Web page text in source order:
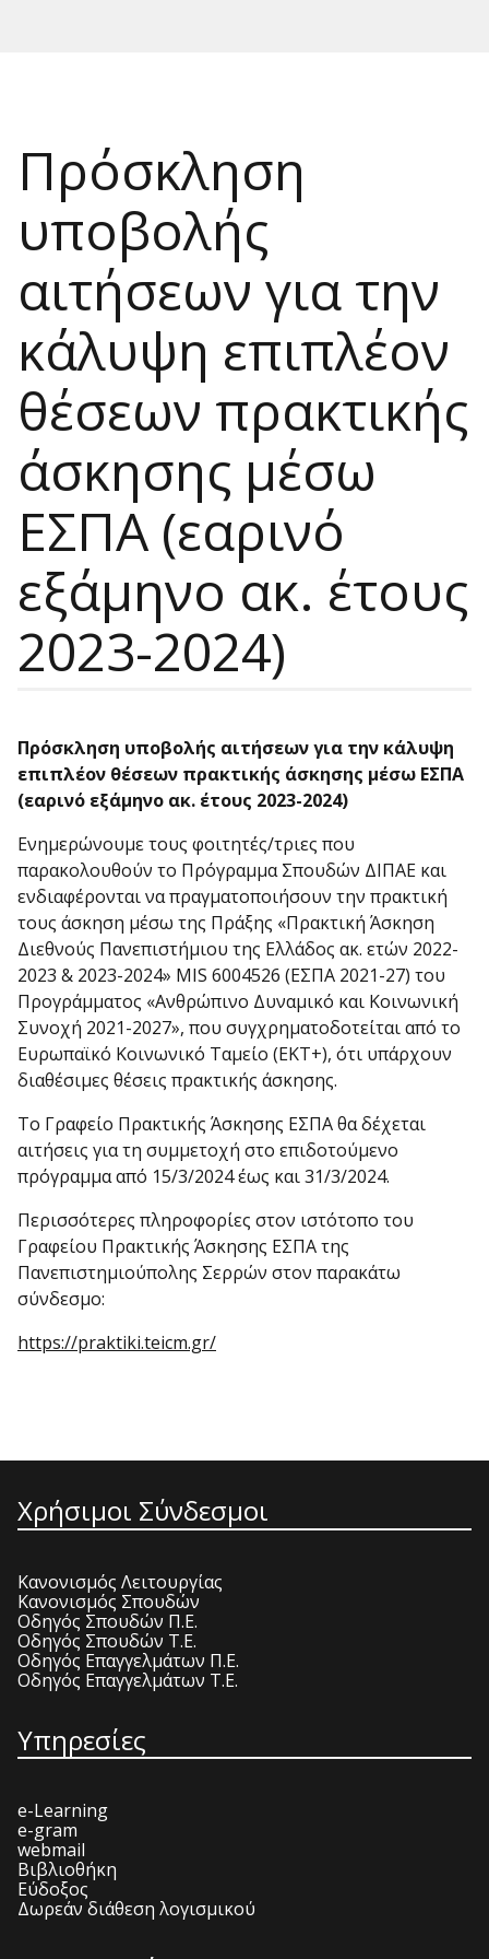
Πρόσκληση
υποβολής
αιτήσεων για την
κάλυψη επιπλέον
θέσεων πρακτικής
άσκησης μέσω
ΕΣΠΑ (εαρινό
εξάμηνο ακ. έτους
2023-2024)
Πρόσκληση υποβολής αιτήσεων για την κάλυψη
επιπλέον θέσεων πρακτικής άσκησης μέσω ΕΣΠΑ
(εαρινό εξάμηνο ακ. έτους 2023-2024)
Ενημερώνουμε τους φοιτητές/τριες που
παρακολουθούν το Πρόγραμμα Σπουδών ΔΙΠΑΕ και
ενδιαφέρονται να πραγματοποιήσουν την πρακτική
τους άσκηση μέσω της Πράξης «Πρακτική Άσκηση
Διεθνούς Πανεπιστήμιου της Ελλάδος ακ. ετών 2022-
2023 & 2023-2024» MIS 6004526 (ΕΣΠΑ 2021-27) του
Προγράμματος «Ανθρώπινο Δυναμικό και Κοινωνική
Συνοχή 2021-2027», που συγχρηματοδοτείται από το
Ευρωπαϊκό Κοινωνικό Ταμείο (ΕΚΤ+), ότι υπάρχουν
διαθέσιμες θέσεις πρακτικής άσκησης.
Το Γραφείο Πρακτικής Άσκησης ΕΣΠΑ θα δέχεται
αιτήσεις για τη συμμετοχή στο επιδοτούμενο
πρόγραμμα από 15/3/2024 έως και 31/3/2024.
Περισσότερες πληροφορίες στον ιστότοπο του
Γραφείου Πρακτικής Άσκησης ΕΣΠΑ της
Πανεπιστημιούπολης Σερρών στον παρακάτω
σύνδεσμο:
https://praktiki.teicm.gr/
Χρήσιμοι Σύνδεσμοι
Κανονισμός Λειτουργίας
Κανονισμός Σπουδών
Οδηγός Σπουδών Π.Ε.
Οδηγός Σπουδών Τ.Ε.
Οδηγός Επαγγελμάτων Π.Ε.
Οδηγός Επαγγελμάτων Τ.Ε.
Υπηρεσίες
e-Learning
e-gram
webmail
Βιβλιοθήκη
Εύδοξος
Δωρεάν διάθεση λογισμικού